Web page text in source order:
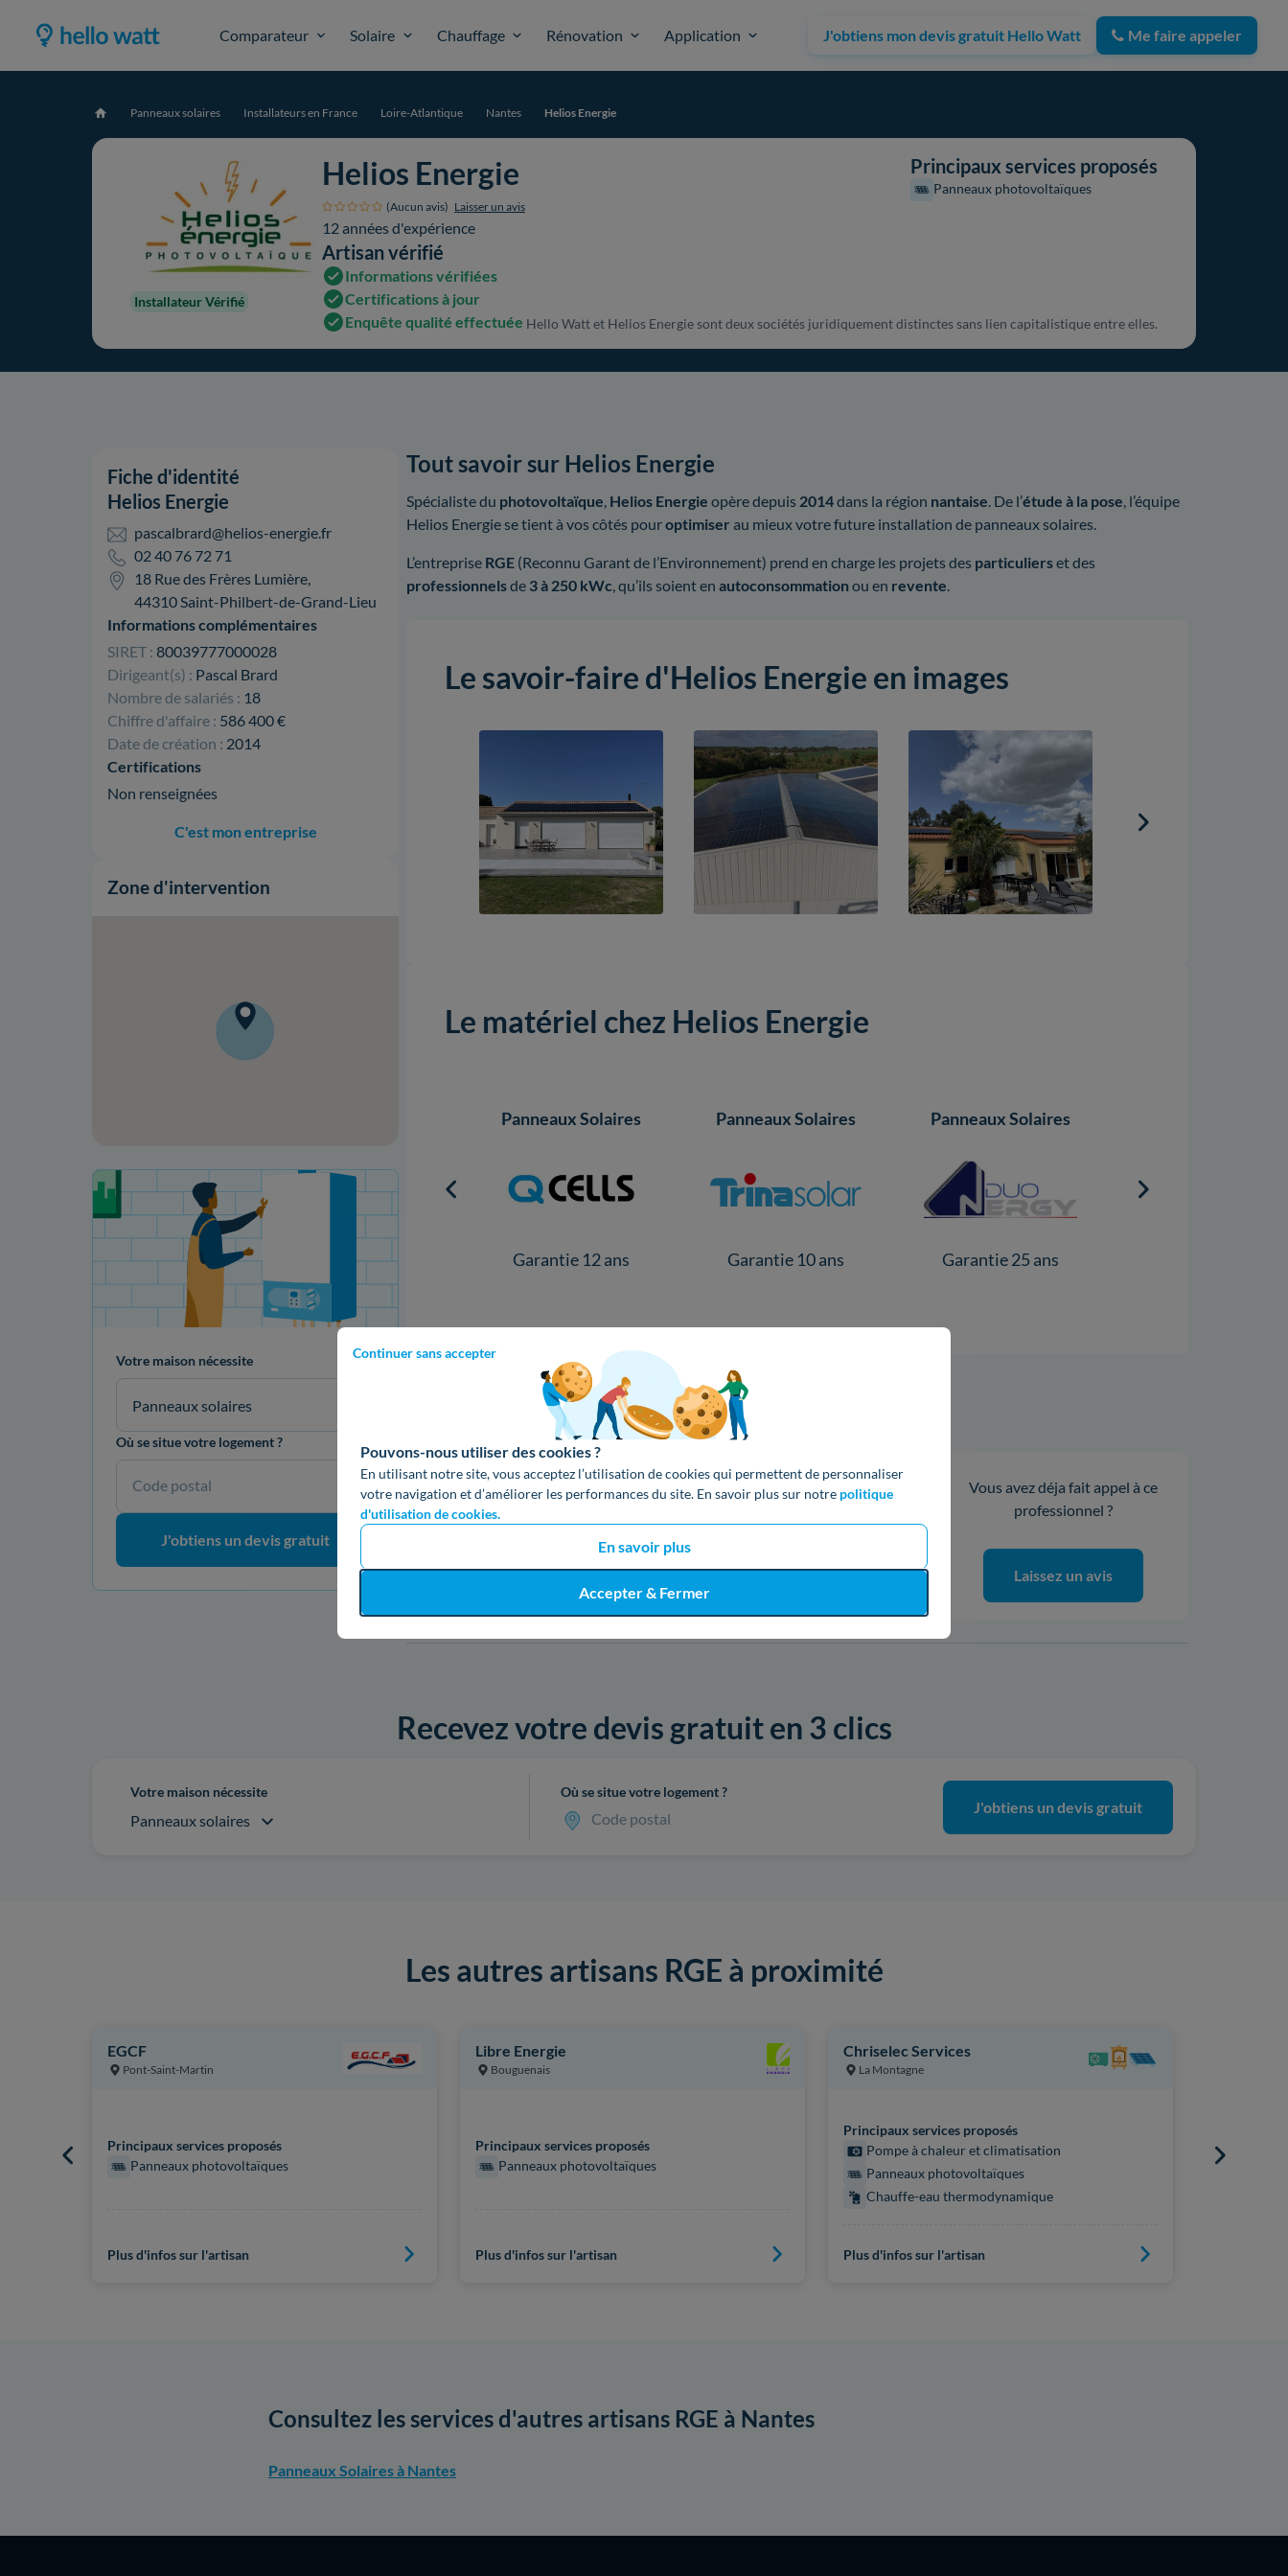
Comparateur Solaire Chauffage Rénovation Application J'obtiens mon devis gratuit Hello Watt Me faire appeler
Continuer sans accepter
Pouvons-nous utiliser des cookies ?
En utilisant notre site, vous acceptez l’utilisation de cookies qui permettent de personnaliser
votre navigation et d’améliorer les performances du site. En savoir plus sur notre politique
d'utilisation de cookies.
En savoir plus
Accepter & Fermer
Accueil Panneaux solaires Installateurs en France Loire-Atlantique Nantes Helios Energie
Installateur Vérifié
Helios Energie
(Aucun avis) Laisser un avis
12 années d'expérience
Artisan vérifié
Informations vérifiées
Certifications à jour
Enquête qualité effectuée
Principaux services proposés
Panneaux photovoltaïques
Hello Watt et Helios Energie sont deux sociétés juridiquement distinctes sans lien capitalistique entre elles.
Fiche d'identité
Helios Energie
pascalbrard@helios-energie.fr
02 40 76 72 71
18 Rue des Frères Lumière,
44310 Saint-Philbert-de-Grand-Lieu
Informations complémentaires
SIRET : 80039777000028
Dirigeant(s) : Pascal Brard
Nombre de salariés : 18
Chiffre d'affaire : 586 400 €
Date de création : 2014
Certifications
Non renseignées
C'est mon entreprise
Zone d'intervention
Votre projet de rénovation
Votre maison nécessite
Panneaux solaires
Où se situe votre logement ?
Code postal
J'obtiens un devis gratuit
Tout savoir sur Helios Energie
Spécialiste du photovoltaïque, Helios Energie opère depuis 2014dans la région nantaise. De l’étude à la pose, l’équipe
Helios Energie se tient à vos côtés pouroptimiser au mieux votre future installation de panneaux solaires.
L’entreprise RGE (Reconnu Garant de l’Environnement) prend en charge les projets des particulierset des
professionnelsde 3 à 250 kWc, qu’ils soient en autoconsommation ou en revente.
Le savoir-faire d'Helios Energie en images
Le matériel chez Helios Energie
Garantie 25 ans Garantie 5 ans
Panneaux Solaires
Garantie 12 ans
Panneaux Solaires
Garantie 10 ans
Panneaux Solaires
Garantie 25 ans
Les derniers avis sur Helios Energie
0
5 0%
Vous avez déja fait appel à ce
professionnel ?
Laissez un avis
Recevez votre devis gratuit en 3 clics
Votre maison nécessite
Panneaux solaires
Où se situe votre logement ?
Code postal
J'obtiens un devis gratuit
Les autres artisans RGE à proximité
EGCF
Pont-Saint-Martin
Principaux services proposés
Panneaux photovoltaïques
Plus d'infos sur l'artisan
Libre Energie
Bouguenais
Principaux services proposés
Panneaux photovoltaïques
Plus d'infos sur l'artisan
Chriselec Services
La Montagne
Principaux services proposés
Pompe à chaleur et climatisation
Panneaux photovoltaïques
Chauffe-eau thermodynamique
Plus d'infos sur l'artisan
Principaux
Consultez les services d'autres artisans RGE à Nantes
Panneaux Solaires à Nantes